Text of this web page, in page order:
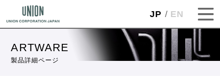
JP EN
ARTWARE
製品詳細ページ